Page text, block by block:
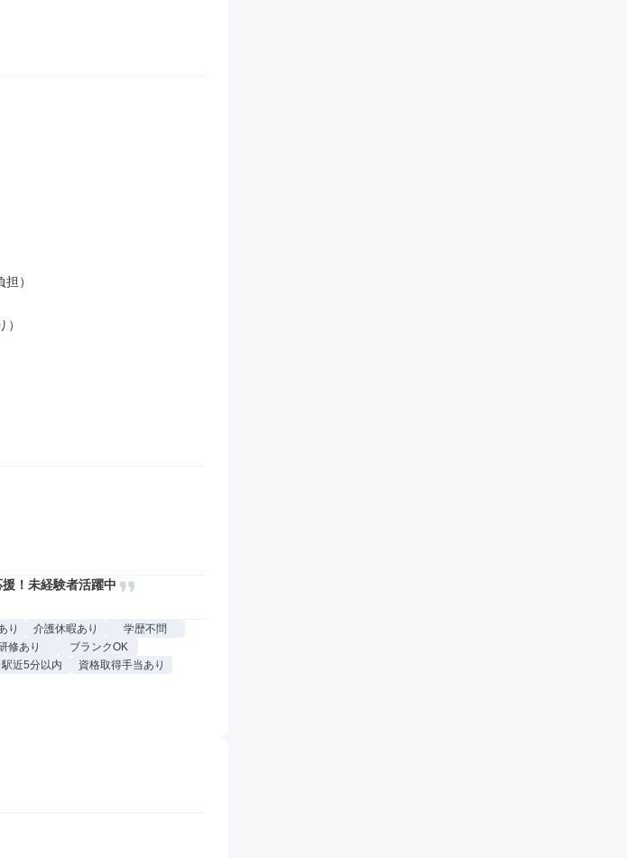
）
！未経験者活躍中
り 介護休暇あり
学歴不問
修あり
ブランクOK
駅近5分以内
資格取得手当あり